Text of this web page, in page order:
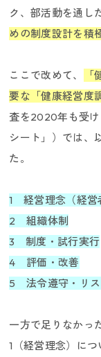
ク、部活動を通し
めの制度設計を積
ここで改めて、
要な「健康経営度
査を2020年も受
シート」）では、
た。
1 経営理念（経営
2 組織体制
3 制度・試行実行
4 評価・改善
5 法令遵守・リス
一方で足りなかっ
1（経営理念）に